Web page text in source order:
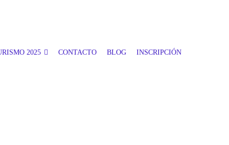
2025 CONTACTO BLOG INSCRIPCIÓN